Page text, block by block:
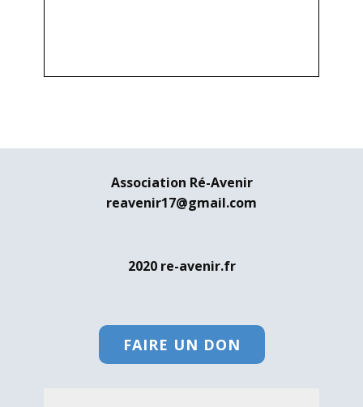
Association Ré-Avenir
reavenir17@gmail.com
2020 re-avenir.fr
FAIRE UN DON